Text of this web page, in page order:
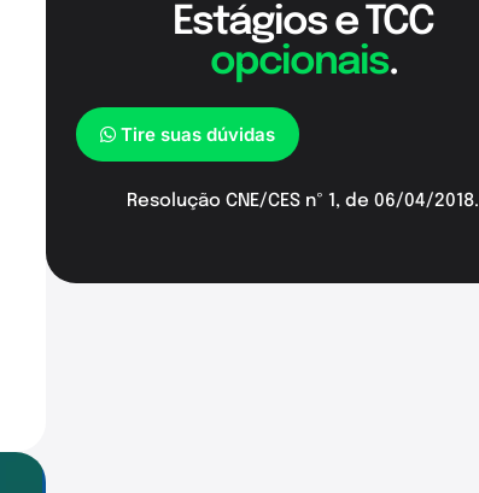
Estágios e TCC
opcionais.
Tire suas dúvidas
Resolução CNE/CES nº 1, de 06/04/2018.